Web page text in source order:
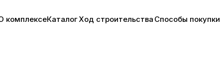
комплексеКаталогХод строительства Способы покупки